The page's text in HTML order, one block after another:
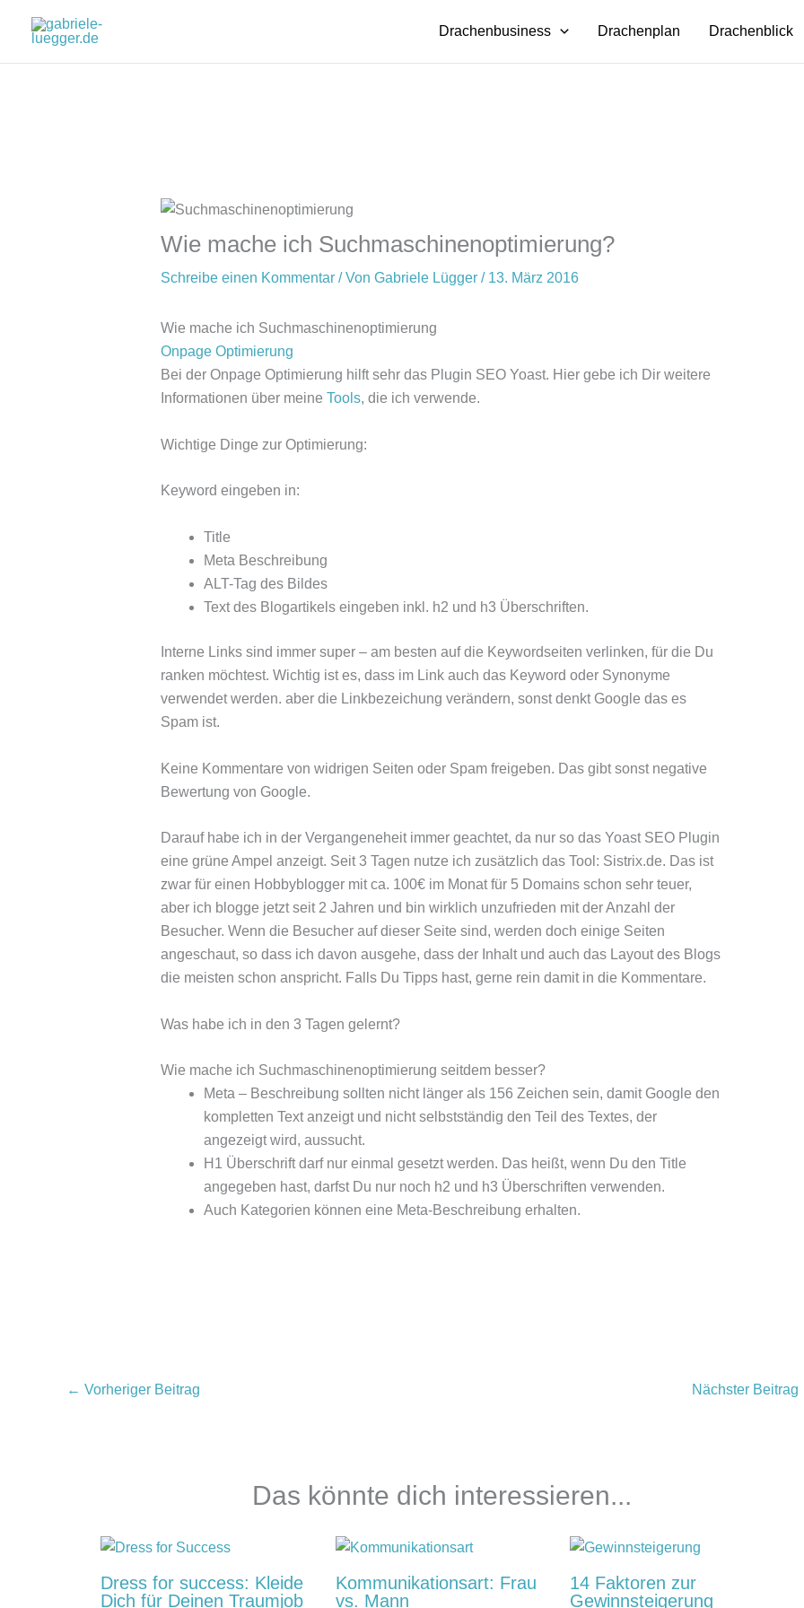
Inhalt
Drachenbusiness Drachenplan Drachenblick
Wie mache ich Suchmaschinenoptimierung?
Schreibe einen Kommentar / Von Gabriele Lügger / 13. März 2016
Wie mache ich Suchmaschinenoptimierung
Onpage Optimierung
Bei der Onpage Optimierung hilft sehr das Plugin SEO Yoast. Hier gebe ich Dir weitere
Informationen über meine Tools, die ich verwende.
Wichtige Dinge zur Optimierung:
Keyword eingeben in:
Title
Meta Beschreibung
ALT-Tag des Bildes
Text des Blogartikels eingeben inkl. h2 und h3 Überschriften.
Interne Links sind immer super – am besten auf die Keywordseiten verlinken, für die Du
ranken möchtest. Wichtig ist es, dass im Link auch das Keyword oder Synonyme
verwendet werden. aber die Linkbezeichung verändern, sonst denkt Google das es
Spam ist.
Keine Kommentare von widrigen Seiten oder Spam freigeben. Das gibt sonst negative
Bewertung von Google.
Darauf habe ich in der Vergangeneheit immer geachtet, da nur so das Yoast SEO Plugin
eine grüne Ampel anzeigt. Seit 3 Tagen nutze ich zusätzlich das Tool: Sistrix.de. Das ist
zwar für einen Hobbyblogger mit ca. 100€ im Monat für 5 Domains schon sehr teuer,
aber ich blogge jetzt seit 2 Jahren und bin wirklich unzufrieden mit der Anzahl der
Besucher. Wenn die Besucher auf dieser Seite sind, werden doch einige Seiten
angeschaut, so dass ich davon ausgehe, dass der Inhalt und auch das Layout des Blogs
die meisten schon anspricht. Falls Du Tipps hast, gerne rein damit in die Kommentare.
Was habe ich in den 3 Tagen gelernt?
Wie mache ich Suchmaschinenoptimierung seitdem besser?
Meta – Beschreibung sollten nicht länger als 156 Zeichen sein, damit Google den
kompletten Text anzeigt und nicht selbstständig den Teil des Textes, der
angezeigt wird, aussucht.
H1 Überschrift darf nur einmal gesetzt werden. Das heißt, wenn Du den Title
angegeben hast, darfst Du nur noch h2 und h3 Überschriften verwenden.
Auch Kategorien können eine Meta-Beschreibung erhalten.
← Vorheriger Beitrag Nächster Beitrag
Das könnte dich interessieren...
Dress for success: Kleide
Dich für Deinen Traumjob
Kommunikationsart: Frau
vs. Mann
14 Faktoren zur
Gewinnsteigerung